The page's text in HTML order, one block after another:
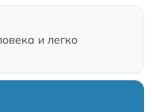
и легко